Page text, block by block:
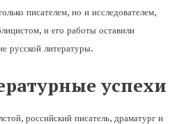
писателем, но и исследователем,
и его работы оставили
русской литературы.
успехи
российский писатель, драматург и